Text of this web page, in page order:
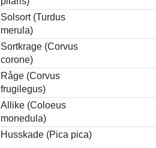
Solsort (Turdus
merula)
Sortkrage (Corvus
corone)
Råge (Corvus
frugilegus)
Allike (Coloeus
monedula)
Husskade (Pica pica)